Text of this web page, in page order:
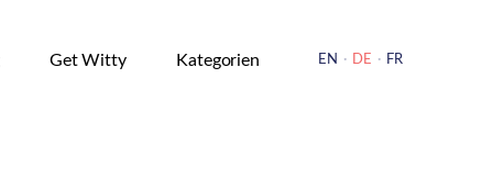
Get Witty Kategorien EN · DE · FR